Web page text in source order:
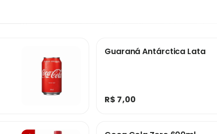
Guaraná Antárctica Lata
R$ 7,00